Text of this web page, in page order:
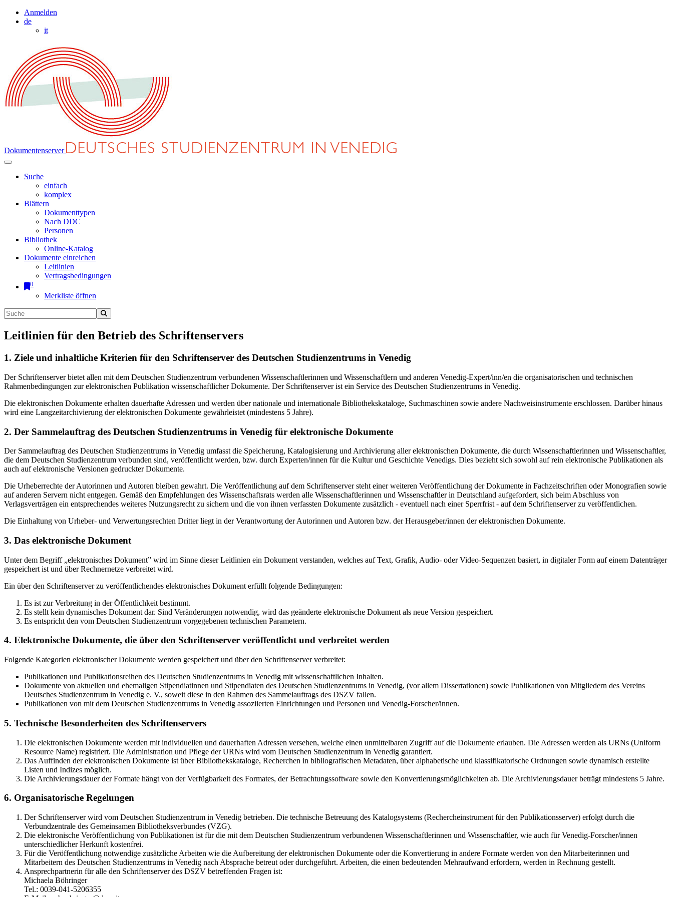
Anmelden
de
it
Dokumentenserver
Suche
einfach
komplex
Blättern
Dokumenttypen
Nach DDC
Personen
Bibliothek
Online-Katalog
Dokumente einreichen
Leitlinien
Vertragsbedingungen
0
Merkliste öffnen
Leitlinien für den Betrieb des Schriftenservers
1. Ziele und inhaltliche Kriterien für den Schriftenserver des Deutschen Studienzentrums in Venedig
Der Schriftenserver bietet allen mit dem Deutschen Studienzentrum verbundenen Wissenschaftlerinnen und Wissenschaftlern und anderen Venedig-Expert/inn/en die organisatorischen und technischen
Rahmenbedingungen zur elektronischen Publikation wissenschaftlicher Dokumente. Der Schriftenserver ist ein Service des Deutschen Studienzentrums in Venedig.
Die elektronischen Dokumente erhalten dauerhafte Adressen und werden über nationale und internationale Bibliothekskataloge, Suchmaschinen sowie andere Nachweisinstrumente erschlossen. Darüber hinaus
wird eine Langzeitarchivierung der elektronischen Dokumente gewährleistet (mindestens 5 Jahre).
2. Der Sammelauftrag des Deutschen Studienzentrums in Venedig für elektronische Dokumente
Der Sammelauftrag des Deutschen Studienzentrums in Venedig umfasst die Speicherung, Katalogisierung und Archivierung aller elektronischen Dokumente, die durch Wissenschaftlerinnen und Wissenschaftler,
die dem Deutschen Studienzentrum verbunden sind, veröffentlicht werden, bzw. durch Experten/innen für die Kultur und Geschichte Venedigs. Dies bezieht sich sowohl auf rein elektronische Publikationen als
auch auf elektronische Versionen gedruckter Dokumente.
Die Urheberrechte der Autorinnen und Autoren bleiben gewahrt. Die Veröffentlichung auf dem Schriftenserver steht einer weiteren Veröffentlichung der Dokumente in Fachzeitschriften oder Monografien sowie
auf anderen Servern nicht entgegen. Gemäß den Empfehlungen des Wissenschaftsrats werden alle Wissenschaftlerinnen und Wissenschaftler in Deutschland aufgefordert, sich beim Abschluss von
Verlagsverträgen ein entsprechendes weiteres Nutzungsrecht zu sichern und die von ihnen verfassten Dokumente zusätzlich - eventuell nach einer Sperrfrist - auf dem Schriftenserver zu veröffentlichen.
Die Einhaltung von Urheber- und Verwertungsrechten Dritter liegt in der Verantwortung der Autorinnen und Autoren bzw. der Herausgeber/innen der elektronischen Dokumente.
3. Das elektronische Dokument
Unter dem Begriff „elektronisches Dokument” wird im Sinne dieser Leitlinien ein Dokument verstanden, welches auf Text, Grafik, Audio- oder Video-Sequenzen basiert, in digitaler Form auf einem Datenträger
gespeichert ist und über Rechnernetze verbreitet wird.
Ein über den Schriftenserver zu veröffentlichendes elektronisches Dokument erfüllt folgende Bedingungen:
Es ist zur Verbreitung in der Öffentlichkeit bestimmt.
Es stellt kein dynamisches Dokument dar. Sind Veränderungen notwendig, wird das geänderte elektronische Dokument als neue Version gespeichert.
Es entspricht den vom Deutschen Studienzentrum vorgegebenen technischen Parametern.
4. Elektronische Dokumente, die über den Schriftenserver veröffentlicht und verbreitet werden
Folgende Kategorien elektronischer Dokumente werden gespeichert und über den Schriftenserver verbreitet:
Publikationen und Publikationsreihen des Deutschen Studienzentrums in Venedig mit wissenschaftlichen Inhalten.
Dokumente von aktuellen und ehemaligen Stipendiatinnen und Stipendiaten des Deutschen Studienzentrums in Venedig, (vor allem Dissertationen) sowie Publikationen von Mitgliedern des Vereins
Deutsches Studienzentrum in Venedig e. V., soweit diese in den Rahmen des Sammelauftrags des DSZV fallen.
Publikationen von mit dem Deutschen Studienzentrums in Venedig assoziierten Einrichtungen und Personen und Venedig-Forscher/innen.
5. Technische Besonderheiten des Schriftenservers
Die elektronischen Dokumente werden mit individuellen und dauerhaften Adressen versehen, welche einen unmittelbaren Zugriff auf die Dokumente erlauben. Die Adressen werden als URNs (Uniform
Resource Name) registriert. Die Administration und Pflege der URNs wird vom Deutschen Studienzentrum in Venedig garantiert.
Das Auffinden der elektronischen Dokumente ist über Bibliothekskataloge, Recherchen in bibliografischen Metadaten, über alphabetische und klassifikatorische Ordnungen sowie dynamisch erstellte
Listen und Indizes möglich.
Die Archivierungsdauer der Formate hängt von der Verfügbarkeit des Formates, der Betrachtungssoftware sowie den Konvertierungsmöglichkeiten ab. Die Archivierungsdauer beträgt mindestens 5 Jahre.
6. Organisatorische Regelungen
Der Schriftenserver wird vom Deutschen Studienzentrum in Venedig betrieben. Die technische Betreuung des Katalogsystems (Rechercheinstrument für den Publikationsserver) erfolgt durch die
Verbundzentrale des Gemeinsamen Bibliotheksverbundes (VZG).
Die elektronische Veröffentlichung von Publikationen ist für die mit dem Deutschen Studienzentrum verbundenen Wissenschaftlerinnen und Wissenschaftler, wie auch für Venedig-Forscher/innen
unterschiedlicher Herkunft kostenfrei.
Für die Veröffentlichung notwendige zusätzliche Arbeiten wie die Aufbereitung der elektronischen Dokumente oder die Konvertierung in andere Formate werden von den Mitarbeiterinnen und
Mitarbeitern des Deutschen Studienzentrums in Venedig nach Absprache betreut oder durchgeführt. Arbeiten, die einen bedeutenden Mehraufwand erfordern, werden in Rechnung gestellt.
Ansprechpartnerin für alle den Schriftenserver des DSZV betreffenden Fragen ist:
Michaela Böhringer
Tel.: 0039-041-5206355